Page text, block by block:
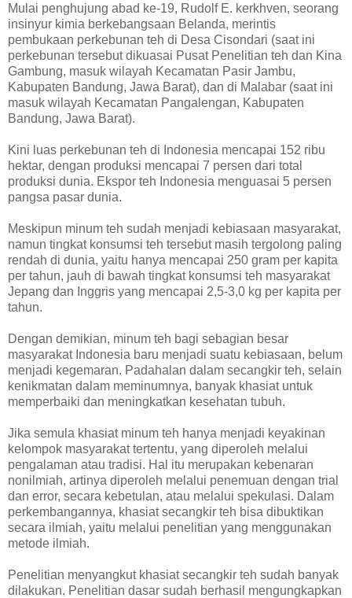
Mulai penghujung abad ke-19, Rudolf E. kerkhven, seorang
insinyur kimia berkebangsaan Belanda, merintis
pembukaan perkebunan teh di Desa Cisondari (saat ini
perkebunan tersebut dikuasai Pusat Penelitian teh dan Kina
Gambung, masuk wilayah Kecamatan Pasir Jambu,
Kabupaten Bandung, Jawa Barat), dan di Malabar (saat ini
masuk wilayah Kecamatan Pangalengan, Kabupaten
Bandung, Jawa Barat).
Kini luas perkebunan teh di Indonesia mencapai 152 ribu
hektar, dengan produksi mencapai 7 persen dari total
produksi dunia. Ekspor teh Indonesia menguasai 5 persen
pangsa pasar dunia.
Meskipun minum teh sudah menjadi kebiasaan masyarakat,
namun tingkat konsumsi teh tersebut masih tergolong paling
rendah di dunia, yaitu hanya mencapai 250 gram per kapita
per tahun, jauh di bawah tingkat konsumsi teh masyarakat
Jepang dan Inggris yang mencapai 2,5-3,0 kg per kapita per
tahun.
Dengan demikian, minum teh bagi sebagian besar
masyarakat Indonesia baru menjadi suatu kebiasaan, belum
menjadi kegemaran. Padahalan dalam secangkir teh, selain
kenikmatan dalam meminumnya, banyak khasiat untuk
memperbaiki dan meningkatkan kesehatan tubuh.
Jika semula khasiat minum teh hanya menjadi keyakinan
kelompok masyarakat tertentu, yang diperoleh melalui
pengalaman atau tradisi. Hal itu merupakan kebenaran
nonilmiah, artinya diperoleh melalui penemuan dengan trial
dan error, secara kebetulan, atau melalui spekulasi. Dalam
perkembangannya, khasiat secangkir teh bisa dibuktikan
secara ilmiah, yaitu melalui penelitian yang menggunakan
metode ilmiah.
Penelitian menyangkut khasiat secangkir teh sudah banyak
dilakukan. Penelitian dasar sudah berhasil mengungkapkan